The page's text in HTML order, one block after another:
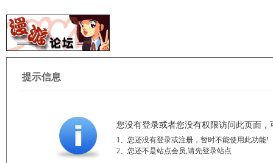
提示信息
您没有登录或者您没有权限访问此页面
1、您还没有登录或注册，暂时不能使用此功能!
2、您还不是站点会员,请先登录站点